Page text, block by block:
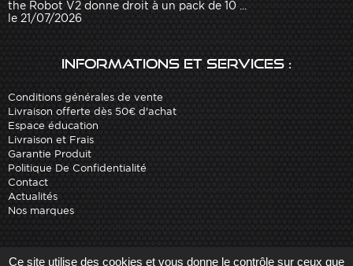
the Robot V2 donne droit à un pack de 10 ...
le 21/07/2026
Informations et services :
Conditions générales de vente
Livraison offerte dès 50€ d'achat
Espace éducation
Livraison et Frais
Garantie Produit
Politique De Confidentialité
Contact
Actualités
Nos marques
Site réalisé par Arobases
Ce site utilise des cookies et vous donne le contrôle sur ceux que